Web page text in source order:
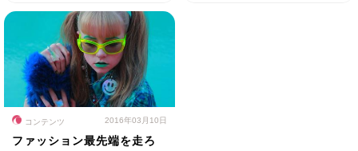
コンテンツ 2016年03月10日
ファッション最先端を走ろ